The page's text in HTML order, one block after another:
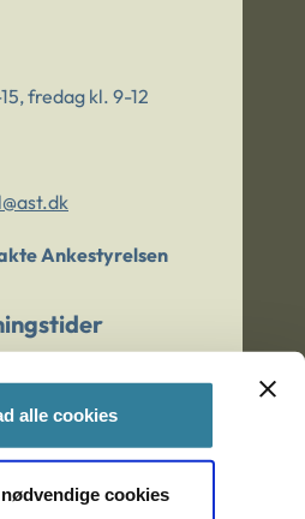
alle cookies
cookies
fredag kl. 9-12
Ankestyrelsen
et barn/en ung?